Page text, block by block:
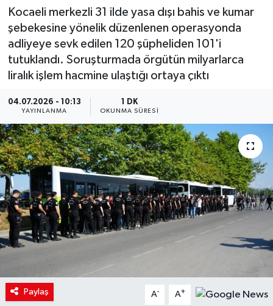
Kocaeli merkezli 31 ilde yasa dışı bahis ve kumar
şebekesine yönelik düzenlenen operasyonda
adliyeye sevk edilen 120 şüpheliden 101'i
tutuklandı. Soruşturmada örgütün milyarlarca
liralık işlem hacmine ulaştığı ortaya çıktı
04.07.2026 - 10:13
YAYINLANMA
1 DK
OKUNMA SÜRESI
Paylaş A- A+